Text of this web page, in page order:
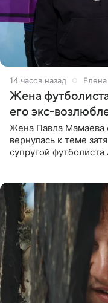
14 часов назад
Жена
его экс-
Жена Павла Мамаева
вернулась к теме
супругой